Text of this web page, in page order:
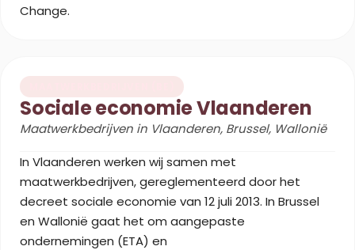
Change.
Sociale economie Vlaanderen
Maatwerkbedrijven in Vlaanderen, Brussel, Wallonië
In Vlaanderen werken wij samen met
maatwerkbedrijven, gereglementeerd door het
decreet sociale economie van 12 juli 2013. In Brussel
en Wallonië gaat het om aangepaste
ondernemingen (ETA) en